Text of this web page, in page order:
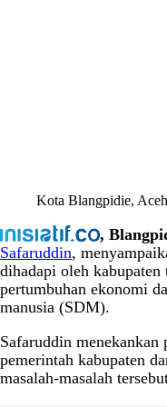
Kota Blangpidie,
,
Safaruddin,
dihadapi oleh kabupaten
pertumbuhan ekonomi
manusia (SDM).
Safaruddin menekankan
pemerintah kabupaten
masalah-masalah